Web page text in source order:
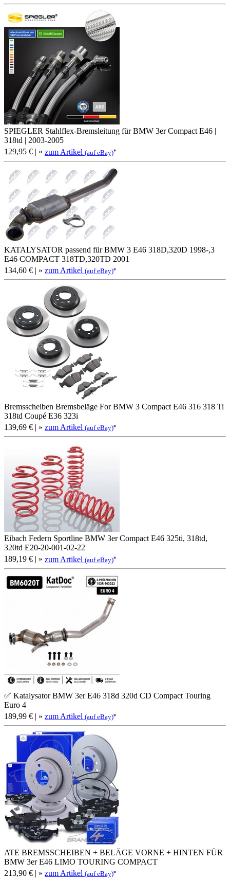
SPIEGLER Stahlflex-Bremsleitung für BMW 3er Compact E46 |
318td | 2003-2005
129,95 € | » zum Artikel (auf eBay)*
KATALYSATOR passend für BMW 3 E46 318D,320D 1998-,3
E46 COMPACT 318TD,320TD 2001
134,60 € | » zum Artikel (auf eBay)*
Bremsscheiben Bremsbeläge For BMW 3 Compact E46 316 318 Ti
318td Coupé E36 323i
139,69 € | » zum Artikel (auf eBay)*
Eibach Federn Sportline BMW 3er Compact E46 325ti, 318td,
320td E20-20-001-02-22
189,19 € | » zum Artikel (auf eBay)*
✅ Katalysator BMW 3er E46 318d 320d CD Compact Touring
Euro 4
189,99 € | » zum Artikel (auf eBay)*
ATE BREMSSCHEIBEN + BELÄGE VORNE + HINTEN FÜR
BMW 3er E46 LIMO TOURING COMPACT
213,90 € | » zum Artikel (auf eBay)*